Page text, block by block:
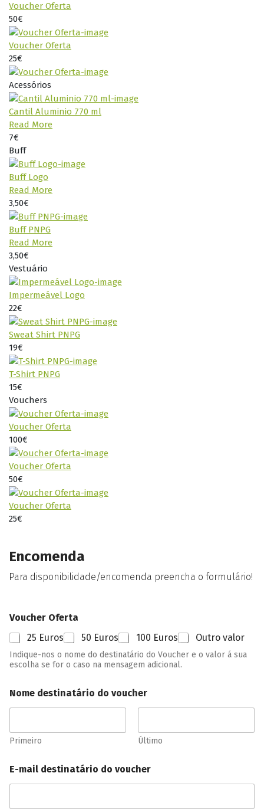
Voucher Oferta
50€
Voucher Oferta
25€
Acessórios
Cantil Aluminio 770 ml
Read More
7€
Buff
Buff Logo
Read More
3,50€
Buff PNPG
Read More
3,50€
Vestuário
Impermeável Logo
22€
Sweat Shirt PNPG
19€
T-Shirt PNPG
15€
Vouchers
Voucher Oferta
100€
Voucher Oferta
50€
Voucher Oferta
25€
Encomenda
Para disponibilidade/encomenda preencha o formulário!
Voucher Oferta
25 Euros
50 Euros 100 Euros Outro valor
Indique-nos o nome do destinatário do Voucher e o valor á sua
escolha se for o caso na mensagem adicional.
Nome destinatário do voucher
Primeiro Último
E-mail destinatário do voucher